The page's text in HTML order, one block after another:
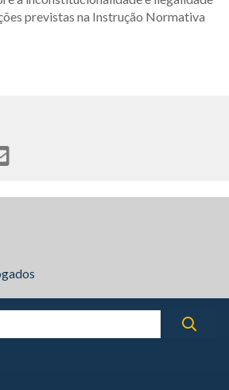
previstas na Instrução Normativa